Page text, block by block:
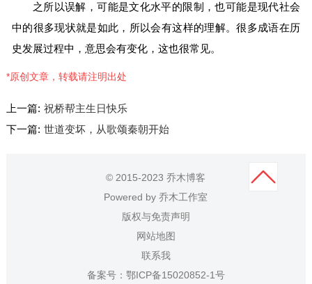
之所以误解，可能是文化水平的限制，也可能是现代社会
中的很多现状就是如此，所以会有这样的理解。很多成语在历
史发展过程中，意思会有变化，这也很常见。
*原创文章，转载请注明出处
上一篇: 祝桥帮主生日快乐
下一篇: 世道变坏，从歌颂秦朝开始
© 2015-2023 乔木博客
Powered by乔木工作室
版权与免责声明
网站地图
联系我
备案号： 鄂ICP备15020852-1号